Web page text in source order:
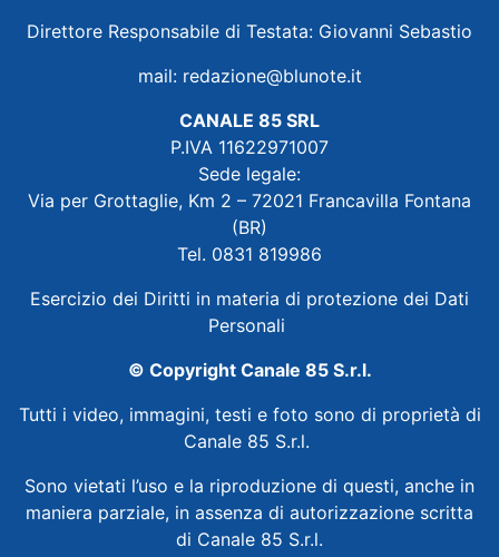
Direttore Responsabile di Testata: Giovanni Sebastio
mail: redazione@blunote.it
CANALE 85 SRL
P.IVA 11622971007
Sede legale:
Via per Grottaglie, Km 2 – 72021 Francavilla Fontana
(BR)
Tel. 0831 819986
Esercizio dei Diritti in materia di protezione dei Dati
Personali
© Copyright Canale 85 S.r.l.
Tutti i video, immagini, testi e foto sono di proprietà di
Canale 85 S.r.l.
Sono vietati l’uso e la riproduzione di questi, anche in
maniera parziale, in assenza di autorizzazione scritta
di Canale 85 S.r.l.